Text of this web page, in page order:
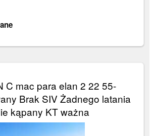
C mac para elan 2 22 55-
Brak SIV Żadnego latania
kąpany KT ważna